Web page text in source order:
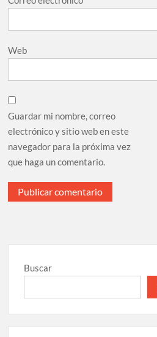
Web
Guardar mi nombre, correo
electrónico y sitio web en este
navegador para la próxima vez
que haga un comentario.
Buscar